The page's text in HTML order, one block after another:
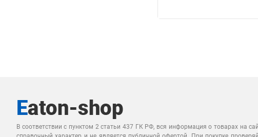
В соответствии с пунктом 2 статьи 437 ГК РФ, вся информация о товарах на